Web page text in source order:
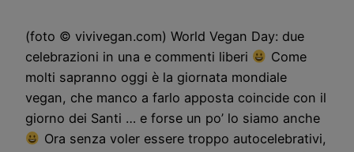
(foto © vivivegan.com) World Vegan Day: due
celebrazioni in una e commenti liberi
Come
molti sapranno oggi è la giornata mondiale
vegan, che manco a farlo apposta coincide con il
giorno dei Santi … e forse un po’ lo siamo anche
Ora senza voler essere troppo autocelebrativi,